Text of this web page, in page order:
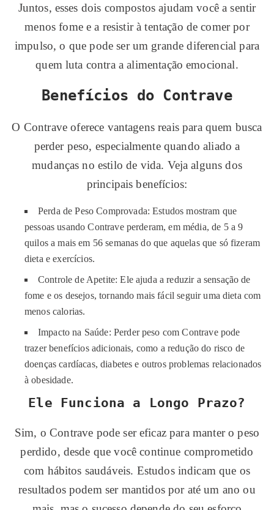
Juntos, esses dois compostos ajudam você a sentir
menos fome e a resistir à tentação de comer por
impulso, o que pode ser um grande diferencial para
quem luta contra a alimentação emocional.
Benefícios do Contrave
O Contrave oferece vantagens reais para quem busca
perder peso, especialmente quando aliado a
mudanças no estilo de vida. Veja alguns dos
principais benefícios:
Perda de Peso Comprovada: Estudos mostram que
pessoas usando Contrave perderam, em média, de 5 a 9
quilos a mais em 56 semanas do que aquelas que só fizeram
dieta e exercícios.
Controle de Apetite: Ele ajuda a reduzir a sensação de
fome e os desejos, tornando mais fácil seguir uma dieta com
menos calorias.
Impacto na Saúde: Perder peso com Contrave pode
trazer benefícios adicionais, como a redução do risco de
doenças cardíacas, diabetes e outros problemas relacionados
à obesidade.
Ele Funciona a Longo Prazo?
Sim, o Contrave pode ser eficaz para manter o peso
perdido, desde que você continue comprometido
com hábitos saudáveis. Estudos indicam que os
resultados podem ser mantidos por até um ano ou